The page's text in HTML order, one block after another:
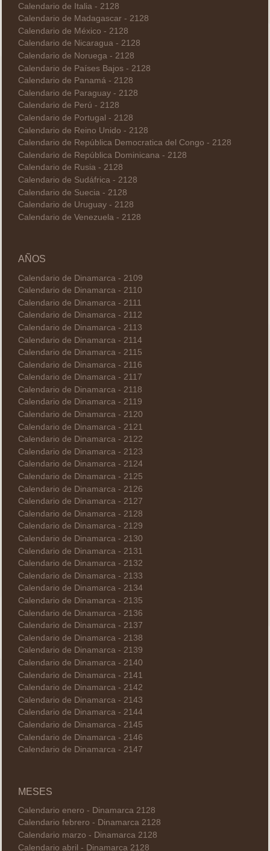
Calendario de Italia - 2128
Calendario de Madagascar - 2128
Calendario de México - 2128
Calendario de Nicaragua - 2128
Calendario de Noruega - 2128
Calendario de Países Bajos - 2128
Calendario de Panamá - 2128
Calendario de Paraguay - 2128
Calendario de Perú - 2128
Calendario de Portugal - 2128
Calendario de Reino Unido - 2128
Calendario de República Democratica del Congo - 2128
Calendario de República Dominicana - 2128
Calendario de Rusia - 2128
Calendario de Sudáfrica - 2128
Calendario de Suecia - 2128
Calendario de Uruguay - 2128
Calendario de Venezuela - 2128
AÑOS
Calendario de Dinamarca - 2109
Calendario de Dinamarca - 2110
Calendario de Dinamarca - 2111
Calendario de Dinamarca - 2112
Calendario de Dinamarca - 2113
Calendario de Dinamarca - 2114
Calendario de Dinamarca - 2115
Calendario de Dinamarca - 2116
Calendario de Dinamarca - 2117
Calendario de Dinamarca - 2118
Calendario de Dinamarca - 2119
Calendario de Dinamarca - 2120
Calendario de Dinamarca - 2121
Calendario de Dinamarca - 2122
Calendario de Dinamarca - 2123
Calendario de Dinamarca - 2124
Calendario de Dinamarca - 2125
Calendario de Dinamarca - 2126
Calendario de Dinamarca - 2127
Calendario de Dinamarca - 2128
Calendario de Dinamarca - 2129
Calendario de Dinamarca - 2130
Calendario de Dinamarca - 2131
Calendario de Dinamarca - 2132
Calendario de Dinamarca - 2133
Calendario de Dinamarca - 2134
Calendario de Dinamarca - 2135
Calendario de Dinamarca - 2136
Calendario de Dinamarca - 2137
Calendario de Dinamarca - 2138
Calendario de Dinamarca - 2139
Calendario de Dinamarca - 2140
Calendario de Dinamarca - 2141
Calendario de Dinamarca - 2142
Calendario de Dinamarca - 2143
Calendario de Dinamarca - 2144
Calendario de Dinamarca - 2145
Calendario de Dinamarca - 2146
Calendario de Dinamarca - 2147
MESES
Calendario enero - Dinamarca 2128
Calendario febrero - Dinamarca 2128
Calendario marzo - Dinamarca 2128
Calendario abril - Dinamarca 2128